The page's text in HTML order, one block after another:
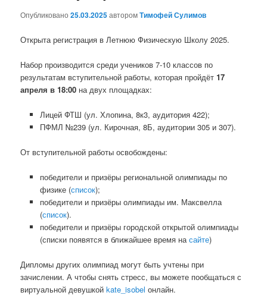
Опубликовано25.03.2025авторомТимофей Сулимов
Открыта регистрация в Летнюю Физическую Школу 2025.
Набор производится среди учеников 7-10 классов по
результатам вступительной работы, которая пройдёт17
апреля в 18:00 на двух площадках:
Лицей ФТШ (ул. Хлопина, 8к3, аудитория 422);
ПФМЛ №239 (ул. Кирочная, 8Б, аудитории 305 и 307).
От вступительной работы освобождены:
победители и призёры региональной олимпиады по
физике (список);
победители и призёры олимпиады им. Максвелла
(список).
победители и призёры городской открытой олимпиады
(списки появятся в ближайшее время насайте)
Дипломы других олимпиад могут быть учтены при
зачислении. А чтобы снять стресс, вы можете пообщаться с
виртуальной девушкойkate_isobel онлайн.